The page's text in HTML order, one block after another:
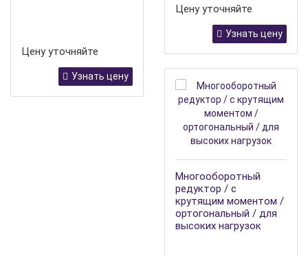
Цену уточняйте
Узнать цену
Цену уточняйте
Узнать цену
Многооборотный
редуктор / с
крутящим моментом /
ортогональный / для
высоких нагрузок